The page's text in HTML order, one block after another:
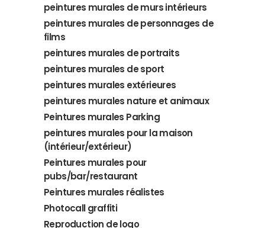
peintures murales de murs intérieurs
peintures murales de personnages de
films
peintures murales de portraits
peintures murales de sport
peintures murales extérieures
peintures murales nature et animaux
Peintures murales Parking
peintures murales pour la maison
(intérieur/extérieur)
Peintures murales pour
pubs/bar/restaurant
Peintures murales réalistes
Photocall graffiti
Reproduction de logo